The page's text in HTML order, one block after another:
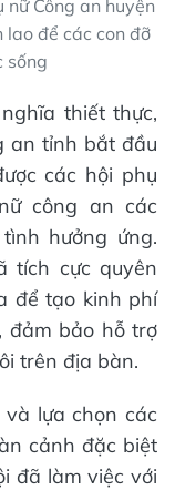
nữ Công an huyện
lao để các con đỡ
sống
thiết thực,
an tỉnh bắt đầu
các hội phụ
công an các
hưởng ứng.
tích cực quyên
để tạo kinh phí
đảm bảo hỗ trợ
trên địa bàn.
lựa chọn các
cảnh đặc biệt
đã làm việc với